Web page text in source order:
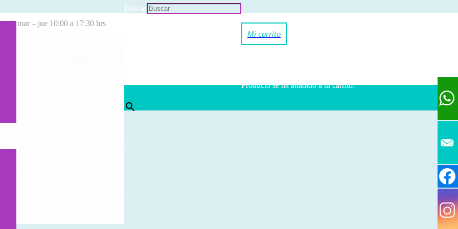
mar – jue 10:00 a 17:30 hrs
Buscar
Productose ha añadido a tu carrito.